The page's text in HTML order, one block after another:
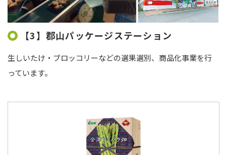
【3】郡山パッケージステーション
生しいたけ・ブロッコリーなどの選果選別、商品化事業を行
っています。